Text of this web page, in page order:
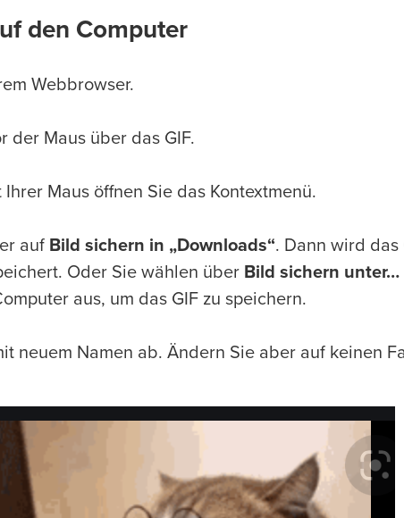
den Computer
Webbrowser.
der Maus über das GIF.
Ihrer Maus öffnen Sie das Kontextmenü.
auf Bild sichern in „Downloads“. Dann wird das
Oder Sie wählen über Bild sichern unter…
aus, um das GIF zu speichern.
neuem Namen ab. Ändern Sie aber auf keinen